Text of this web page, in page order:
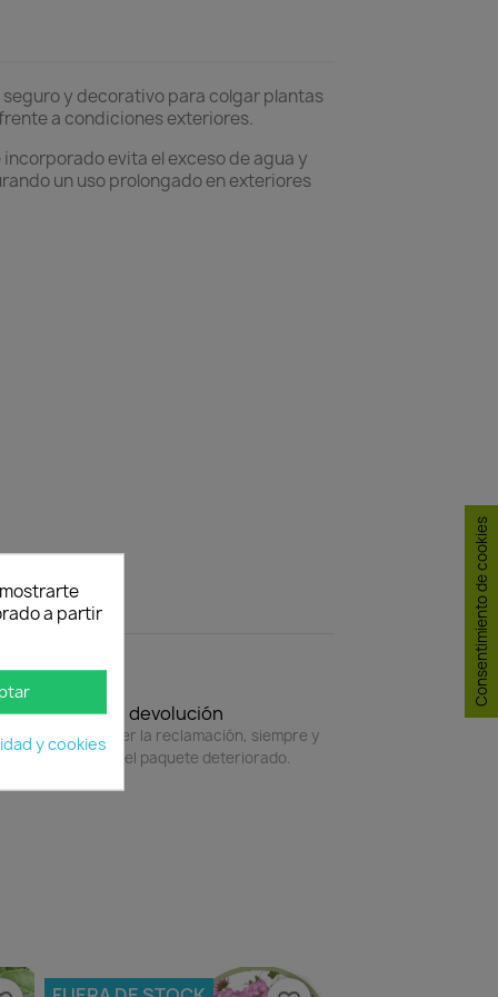
y decorativo para colgar plantas
a condiciones exteriores.
evita el exceso de agua y
un uso prolongado en exteriores
Política de devolución
horas para hacer la reclamación, siempre y
adjunte foto del paquete deteriorado.
a partir
y cookies
Consentimiento de cookies